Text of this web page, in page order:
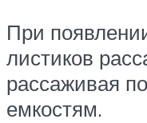
При
листиков
рассаживая
емкостям.